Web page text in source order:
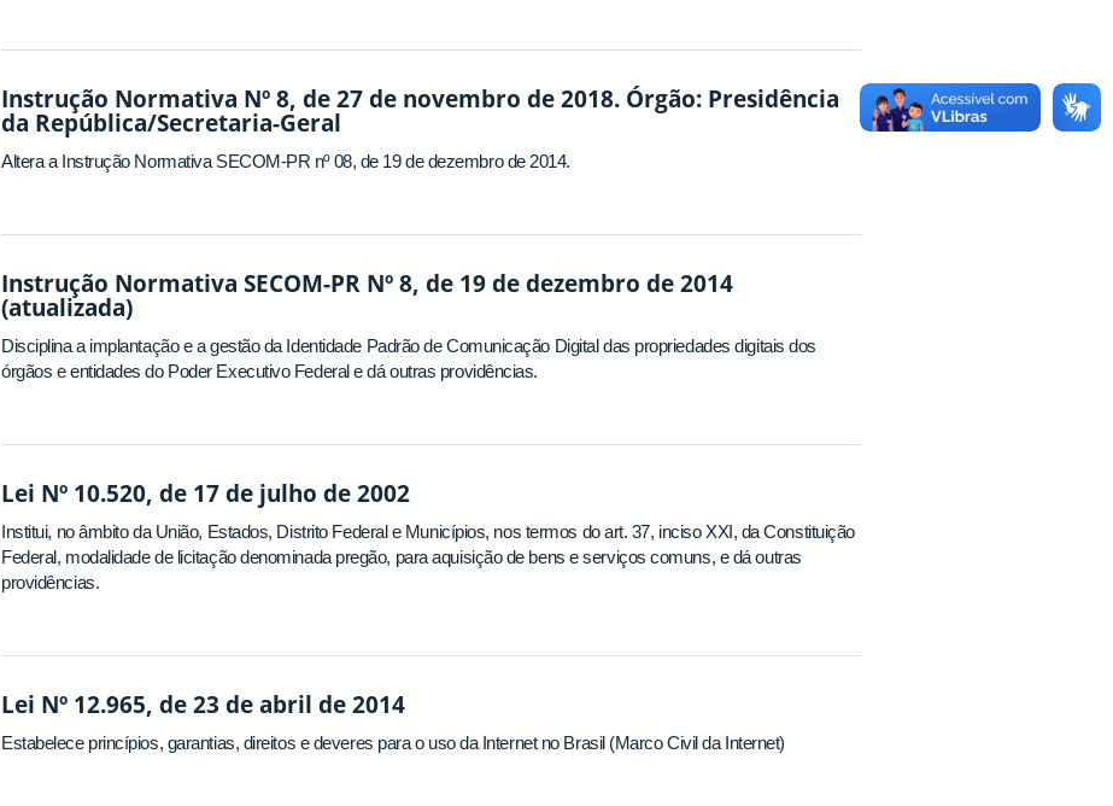
Instrução Normativa Nº 8, de 27 de novembro de 2018. Órgão: Presidência
da República/Secretaria-Geral
Altera a Instrução Normativa SECOM-PR nº 08, de 19 de dezembro de 2014.
Instrução Normativa SECOM-PR Nº 8, de 19 de dezembro de 2014
(atualizada)
Disciplina a implantação e a gestão da Identidade Padrão de Comunicação Digital das propriedades digitais dos
órgãos e entidades do Poder Executivo Federal e dá outras providências.
Lei Nº 10.520, de 17 de julho de 2002
Institui, no âmbito da União, Estados, Distrito Federal e Municípios, nos termos do art. 37, inciso XXI, da Constituição
Federal, modalidade de licitação denominada pregão, para aquisição de bens e serviços comuns, e dá outras
providências.
Lei Nº 12.965, de 23 de abril de 2014
Estabelece princípios, garantias, direitos e deveres para o uso da Internet no Brasil (Marco Civil da Internet)